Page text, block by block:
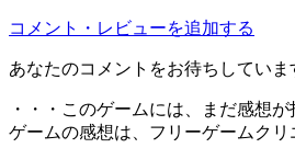
コメント・レビューを追加する
あなたのコメントをお待ちしていま
・・・このゲームには、まだ感想
ゲームの感想は、フリーゲームク